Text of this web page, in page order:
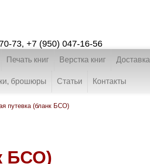
73, +7 (950) 047-16-56
Печать книг Верстка книг Доставка
брошюры Статьи Контакты
путевка (бланк БСО)
БСО)